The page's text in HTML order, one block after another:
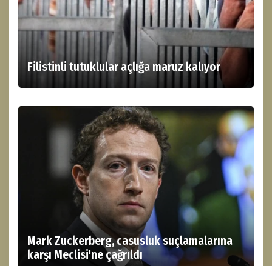
Filistinli tutuklular açlığa maruz kalıyor
Mark Zuckerberg, casusluk suçlamalarına
karşı Meclisi'ne çağrıldı